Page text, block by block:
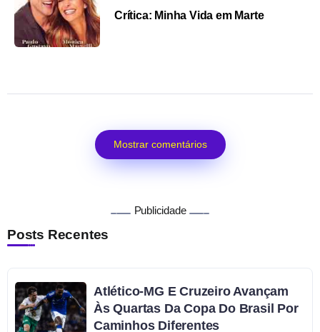
Crítica: Minha Vida em Marte
Mostrar comentários
Publicidade
Posts Recentes
Atlético-MG E Cruzeiro Avançam
Às Quartas Da Copa Do Brasil Por
Caminhos Diferentes